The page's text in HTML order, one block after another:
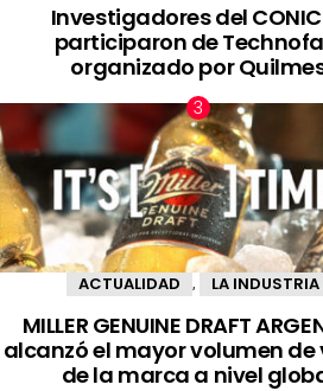
Investigadores del
participaron de
organizado por
ACTUALIDAD , LA INDUSTRIA
MILLER GENUINE DRAFT
alcanzó el mayor volumen de
de la marca a nivel